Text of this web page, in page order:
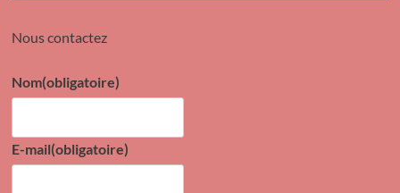
Nous contactez
Nom(obligatoire)
E-mail(obligatoire)